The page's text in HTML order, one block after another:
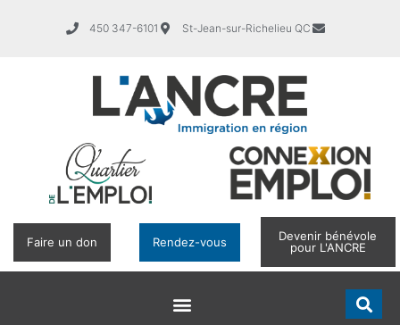
450 347-6101 St-Jean-sur-Richelieu QC
Faire un don Rendez-vous
Devenir bénévole
pour L'ANCRE